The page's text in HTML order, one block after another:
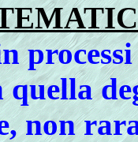
quella
non